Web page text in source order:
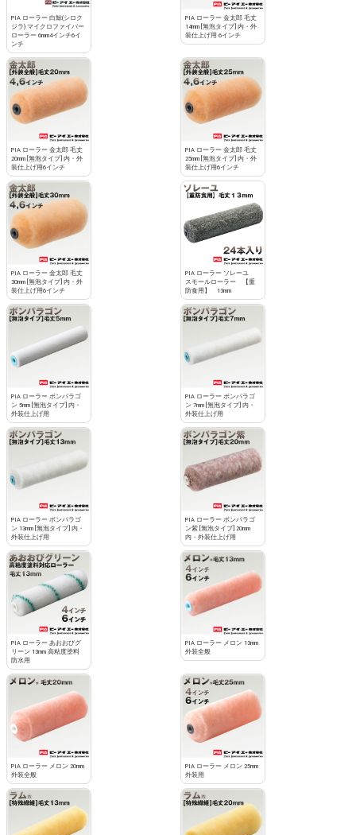
PIA ローラー 白鯨(シロク
ジラ) マイクロファイバー
ローラー 6mm4インチ6イ
ンチ
PIA ローラー 金太郎 毛丈
14mm [無泡タイプ] 内・外
装仕上げ用 6インチ
PIA ローラー 金太郎 毛丈
20mm [無泡タイプ] 内・外
装仕上げ用6インチ
PIA ローラー 金太郎 毛丈
25mm [無泡タイプ] 内・外
装仕上げ用6インチ
PIA ローラー 金太郎 毛丈
30mm [無泡タイプ] 内・外
装仕上げ用6インチ
PIA ローラー ソレーユ
スモールローラー 【重
防食用】 13mm
PIA ローラー ボンパラゴ
ン 5mm [無泡タイプ] 内・
外装仕上げ用
PIA ローラー ボンパラゴ
ン 7mm [無泡タイプ] 内・
外装仕上げ用
PIA ローラー ボンパラゴ
ン 13mm [無泡タイプ] 内・
外装仕上げ用
PIA ローラー ボンパラゴ
ン紫 [無泡タイプ] 20mm
内・外装仕上げ用
PIA ローラー あおおびグ
リーン 13mm 高粘度塗料
防水用
PIA ローラー メロン 13mm
外装全般
PIA ローラー メロン 20mm
外装全般
PIA ローラー メロン 25mm
外装用